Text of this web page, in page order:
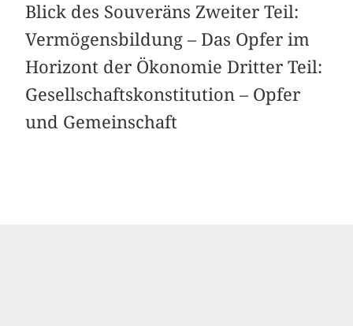
Blick des Souveräns Zweiter Teil:
Vermögensbildung – Das Opfer im
Horizont der Ökonomie Dritter Teil:
Gesellschaftskonstitution – Opfer
und Gemeinschaft